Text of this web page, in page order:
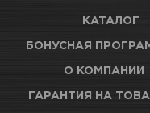
КАТАЛОГ
БОНУСНАЯ
О КОМПАНИИ
ГАРАНТИЯ НА